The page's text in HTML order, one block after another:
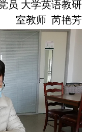
员 大学英语教研
室教师 芮艳芳